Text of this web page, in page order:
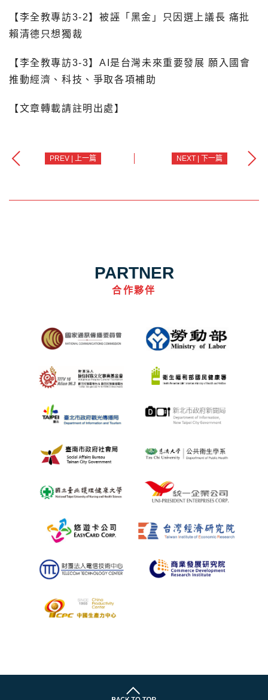
【李全教專訪3-2】被誣「黑金」只因選上議長 痛批
賴清德只想獨裁
【李全教專訪3-3】AI是台灣未來重要發展 願入國會
推動經濟、科技、爭取各項補助
【文章轉載請註明出處】
PREV | 上一篇 NEXT | 下一篇
PARTNER
合作夥伴